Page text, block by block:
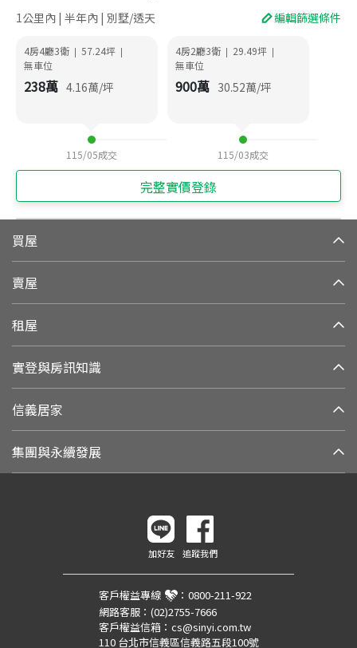
1公里內 | 半年內 | 別墅/透天 編輯篩選條件
4房4廳3衛 | 57.24坪 |
無車位
238萬 4.16萬/坪
115/05成交
4房2廳3衛 | 29.49坪 |
無車位
900萬 30.52萬/坪
115/03成交
完整實價登錄
買屋
賣屋
租屋
實登與房訊知識
信義居家
集團與永續發展
加好友 追蹤我們
客戶權益專線 ： 0800-211-922
網路客服： (02)2755-7666
客戶權益信箱： cs@sinyi.com.tw
110 台北市信義區信義路五段100號